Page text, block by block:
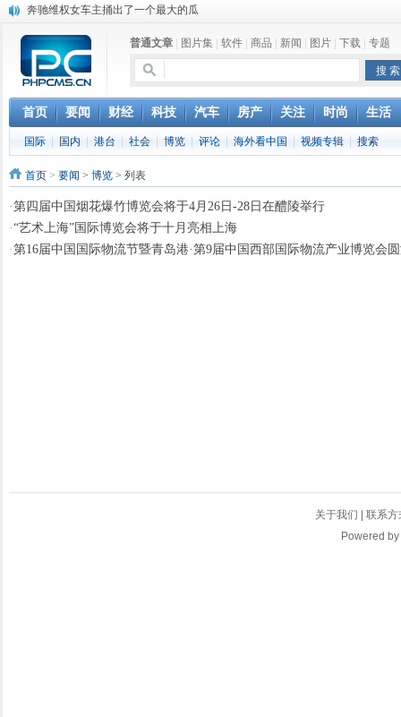
奔驰维权女车主捅出了一个最大的瓜
DS四款新能源车型上海车展亚洲首秀
苹果与高通和解 英特尔失去重要移动客户
小米高管：虽然高通与苹果和解，但5G iPhone最快明年下半年发布
iOS 13加入黑暗模式 多功能加持6月份见
高通与苹果达成和解，双方达成6年许可协议
巴黎圣母院大火肆虐，人类文明的一场浩劫
普通文章 图片集 软件 商品 新闻 图片 下载 专题
首页 要闻 财经 科技 汽车 房产 关注 时尚 生活
国际 国内 港台 社会 博览 评论 海外看中国 视频专辑 搜索
首页 > 要闻 > 博览 > 列表
·第四届中国烟花爆竹博览会将于4月26日-28日在醴陵举行
·“艺术上海”国际博览会将于十月亮相上海
·第16届中国国际物流节暨青岛港·第9届中国西部国际物流产业博览会
关于我们
联系方
Powered by